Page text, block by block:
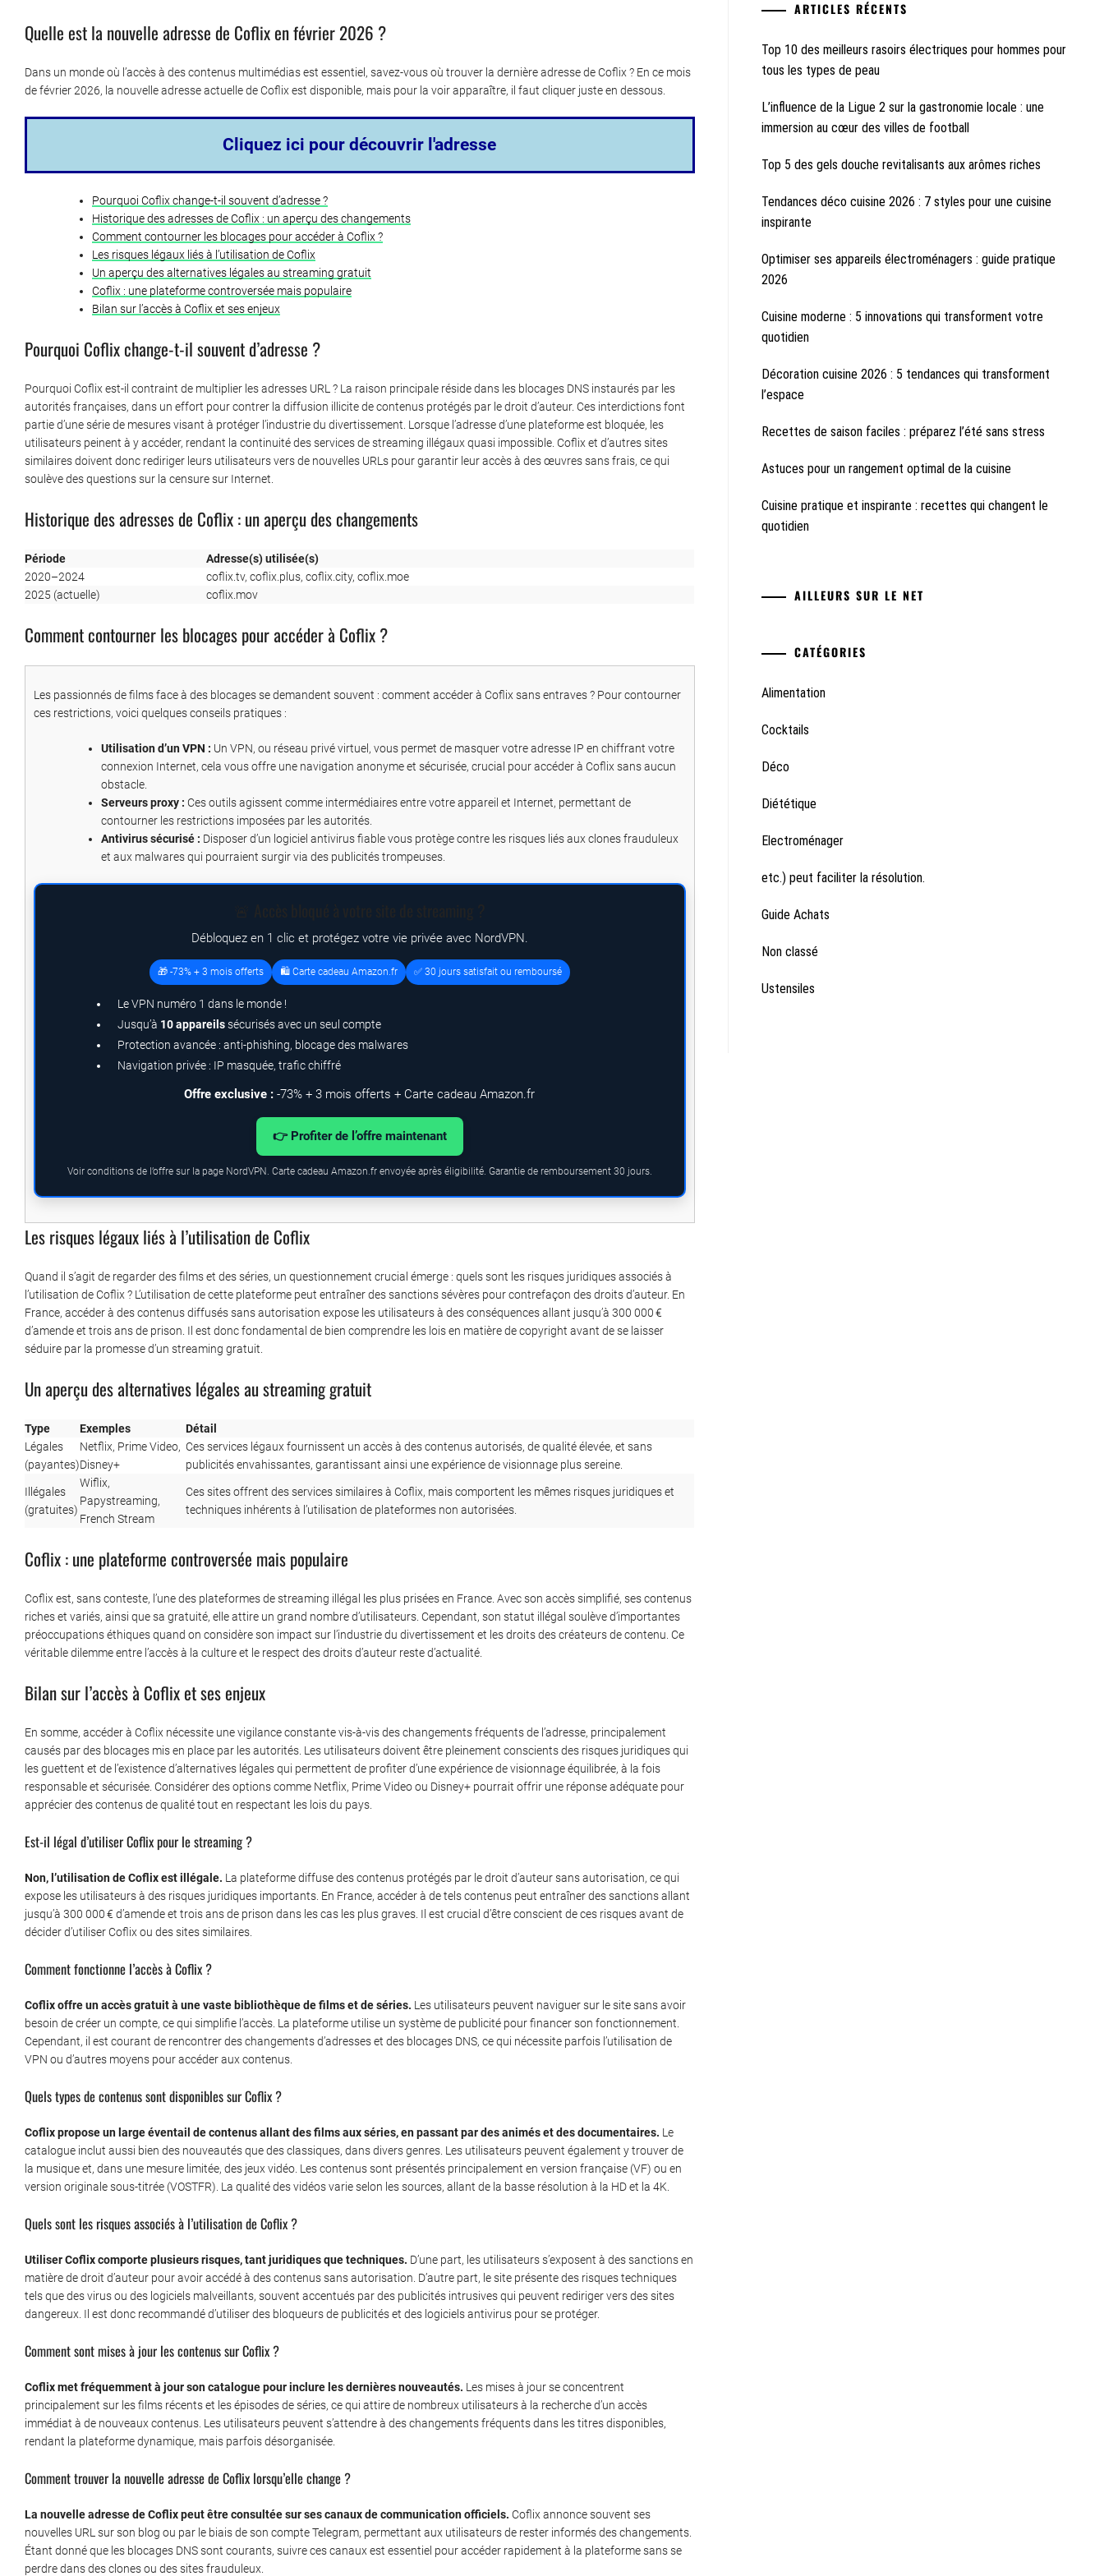
Quelle est la nouvelle adresse de Coflix en février 2026 ?
Dans un monde où l’accès à des contenus multimédias est essentiel, savez-vous où trouver la dernière adresse de Coflix ? En ce mois
de février 2026, la nouvelle adresse actuelle de Coflix est disponible, mais pour la voir apparaître, il faut cliquer juste en dessous.
Cliquez ici pour découvrir l'adresse
Pourquoi Coflix change-t-il souvent d’adresse ?
Historique des adresses de Coflix : un aperçu des changements
Comment contourner les blocages pour accéder à Coflix ?
Les risques légaux liés à l’utilisation de Coflix
Un aperçu des alternatives légales au streaming gratuit
Coflix : une plateforme controversée mais populaire
Bilan sur l’accès à Coflix et ses enjeux
Pourquoi Coflix change-t-il souvent d’adresse ?
Pourquoi Coflix est-il contraint de multiplier les adresses URL ? La raison principale réside dans les blocages DNS instaurés par les
autorités françaises, dans un effort pour contrer la diffusion illicite de contenus protégés par le droit d’auteur. Ces interdictions font
partie d’une série de mesures visant à protéger l’industrie du divertissement. Lorsque l’adresse d’une plateforme est bloquée, les
utilisateurs peinent à y accéder, rendant la continuité des services de streaming illégaux quasi impossible. Coflix et d’autres sites
similaires doivent donc rediriger leurs utilisateurs vers de nouvelles URLs pour garantir leur accès à des œuvres sans frais, ce qui
soulève des questions sur la censure sur Internet.
Historique des adresses de Coflix : un aperçu des changements
Période
Adresse(s) utilisée(s)
2020–2024
coflix.tv, coflix.plus, coflix.city, coflix.moe
2025 (actuelle)
coflix.mov
Comment contourner les blocages pour accéder à Coflix ?
Les passionnés de films face à des blocages se demandent souvent : comment accéder à Coflix sans entraves ? Pour contourner
ces restrictions, voici quelques conseils pratiques :
Utilisation d’un VPN : Un VPN, ou réseau privé virtuel, vous permet de masquer votre adresse IP en chiffrant votre
connexion Internet, cela vous offre une navigation anonyme et sécurisée, crucial pour accéder à Coflix sans aucun
obstacle.
Serveurs proxy : Ces outils agissent comme intermédiaires entre votre appareil et Internet, permettant de
contourner les restrictions imposées par les autorités.
Antivirus sécurisé : Disposer d’un logiciel antivirus fiable vous protège contre les risques liés aux clones frauduleux
et aux malwares qui pourraient surgir via des publicités trompeuses.
Débloquez en 1 clic et protégez votre vie privée avec NordVPN.
🎁 -73% + 3 mois offerts 🛍️ Carte cadeau Amazon.fr ✅ 30 jours satisfait ou remboursé
Le VPN numéro 1 dans le monde !
Jusqu’à 10 appareilssécurisés avec un seul compte
Protection avancée : anti-phishing, blocage des malwares
Navigation privée : IP masquée, trafic chiffré
Offre exclusive : -73% + 3 mois offerts + Carte cadeau Amazon.fr
👉 Profiter de l’offre maintenant
Voir conditions de l’offre sur la page NordVPN. Carte cadeau Amazon.fr envoyée après éligibilité. Garantie de remboursement 30 jours.
Les risques légaux liés à l’utilisation de Coflix
Quand il s’agit de regarder des films et des séries, un questionnement crucial émerge : quels sont les risques juridiques associés à
l’utilisation de Coflix ? L’utilisation de cette plateforme peut entraîner des sanctions sévères pour contrefaçon des droits d’auteur. En
France, accéder à des contenus diffusés sans autorisation expose les utilisateurs à des conséquences allant jusqu’à 300 000 €
d’amende et trois ans de prison. Il est donc fondamental de bien comprendre les lois en matière de copyright avant de se laisser
séduire par la promesse d’un streaming gratuit.
Un aperçu des alternatives légales au streaming gratuit
Type Exemples
Détail
Légales
(payantes)
Netflix, Prime Video,
Disney+
Ces services légaux fournissent un accès à des contenus autorisés, de qualité élevée, et sans
publicités envahissantes, garantissant ainsi une expérience de visionnage plus sereine.
Illégales
(gratuites)
Wiflix,
Papystreaming,
French Stream
Ces sites offrent des services similaires à Coflix, mais comportent les mêmes risques juridiques et
techniques inhérents à l’utilisation de plateformes non autorisées.
Coflix : une plateforme controversée mais populaire
Coflix est, sans conteste, l’une des plateformes de streaming illégal les plus prisées en France. Avec son accès simplifié, ses contenus
riches et variés, ainsi que sa gratuité, elle attire un grand nombre d’utilisateurs. Cependant, son statut illégal soulève d’importantes
préoccupations éthiques quand on considère son impact sur l’industrie du divertissement et les droits des créateurs de contenu. Ce
véritable dilemme entre l’accès à la culture et le respect des droits d’auteur reste d’actualité.
Bilan sur l’accès à Coflix et ses enjeux
En somme, accéder à Coflix nécessite une vigilance constante vis-à-vis des changements fréquents de l’adresse, principalement
causés par des blocages mis en place par les autorités. Les utilisateurs doivent être pleinement conscients des risques juridiques qui
les guettent et de l’existence d’alternatives légales qui permettent de profiter d’une expérience de visionnage équilibrée, à la fois
responsable et sécurisée. Considérer des options comme Netflix, Prime Video ou Disney+ pourrait offrir une réponse adéquate pour
apprécier des contenus de qualité tout en respectant les lois du pays.
Est-il légal d’utiliser Coflix pour le streaming ?
Non, l’utilisation de Coflix est illégale. La plateforme diffuse des contenus protégés par le droit d’auteur sans autorisation, ce qui
expose les utilisateurs à des risques juridiques importants. En France, accéder à de tels contenus peut entraîner des sanctions allant
jusqu’à 300 000 € d’amende et trois ans de prison dans les cas les plus graves. Il est crucial d’être conscient de ces risques avant de
décider d’utiliser Coflix ou des sites similaires.
Comment fonctionne l’accès à Coflix ?
Coflix offre un accès gratuit à une vaste bibliothèque de films et de séries. Les utilisateurs peuvent naviguer sur le site sans avoir
besoin de créer un compte, ce qui simplifie l’accès. La plateforme utilise un système de publicité pour financer son fonctionnement.
Cependant, il est courant de rencontrer des changements d’adresses et des blocages DNS, ce qui nécessite parfois l’utilisation de
VPN ou d’autres moyens pour accéder aux contenus.
Quels types de contenus sont disponibles sur Coflix ?
Coflix propose un large éventail de contenus allant des films aux séries, en passant par des animés et des documentaires. Le
catalogue inclut aussi bien des nouveautés que des classiques, dans divers genres. Les utilisateurs peuvent également y trouver de
la musique et, dans une mesure limitée, des jeux vidéo. Les contenus sont présentés principalement en version française (VF) ou en
version originale sous-titrée (VOSTFR). La qualité des vidéos varie selon les sources, allant de la basse résolution à la HD et la 4K.
Quels sont les risques associés à l’utilisation de Coflix ?
Utiliser Coflix comporte plusieurs risques, tant juridiques que techniques. D’une part, les utilisateurs s’exposent à des sanctions en
matière de droit d’auteur pour avoir accédé à des contenus sans autorisation. D’autre part, le site présente des risques techniques
tels que des virus ou des logiciels malveillants, souvent accentués par des publicités intrusives qui peuvent rediriger vers des sites
dangereux. Il est donc recommandé d’utiliser des bloqueurs de publicités et des logiciels antivirus pour se protéger.
Comment sont mises à jour les contenus sur Coflix ?
Coflix met fréquemment à jour son catalogue pour inclure les dernières nouveautés. Les mises à jour se concentrent
principalement sur les films récents et les épisodes de séries, ce qui attire de nombreux utilisateurs à la recherche d’un accès
immédiat à de nouveaux contenus. Les utilisateurs peuvent s’attendre à des changements fréquents dans les titres disponibles,
rendant la plateforme dynamique, mais parfois désorganisée.
Comment trouver la nouvelle adresse de Coflix lorsqu’elle change ?
La nouvelle adresse de Coflix peut être consultée sur ses canaux de communication officiels. Coflix annonce souvent ses
nouvelles URL sur son blog ou par le biais de son compte Telegram, permettant aux utilisateurs de rester informés des changements.
Étant donné que les blocages DNS sont courants, suivre ces canaux est essentiel pour accéder rapidement à la plateforme sans se
perdre dans des clones ou des sites frauduleux.
ARTICLES RÉCENTS
Top 10 des meilleurs rasoirs électriques pour hommes pour
tous les types de peau
L’influence de la Ligue 2 sur la gastronomie locale : une
immersion au cœur des villes de football
Top 5 des gels douche revitalisants aux arômes riches
Tendances déco cuisine 2026 : 7 styles pour une cuisine
inspirante
Optimiser ses appareils électroménagers : guide pratique
2026
Cuisine moderne : 5 innovations qui transforment votre
quotidien
Décoration cuisine 2026 : 5 tendances qui transforment
l’espace
Recettes de saison faciles : préparez l’été sans stress
Astuces pour un rangement optimal de la cuisine
Cuisine pratique et inspirante : recettes qui changent le
quotidien
AILLEURS SUR LE NET
CATÉGORIES
Alimentation
Cocktails
Déco
Diététique
Electroménager
etc.) peut faciliter la résolution.
Guide Achats
Non classé
Ustensiles